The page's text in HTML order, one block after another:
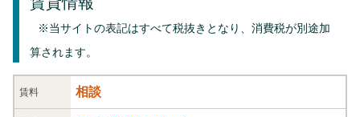
※当サイトの表記はすべて税抜きとなり、消費税が別途加
算されます。
賃料 相談